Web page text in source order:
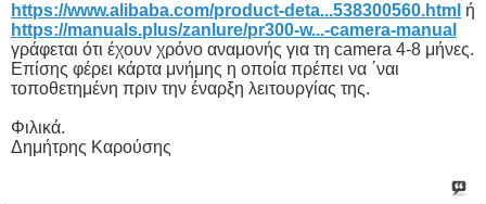
https://www.alibaba.com/product-deta...538300560.html ή
https://manuals.plus/zanlure/pr300-w...-camera-manual
γράφεται ότι έχουν χρόνο αναμονής για τη camera 4-8 μήνες.
Επίσης φέρει κάρτα μνήμης η οποία πρέπει να ΄ναι
τοποθετημένη πριν την έναρξη λειτουργίας της.
Φιλικά.
Δημήτρης Καρούσης